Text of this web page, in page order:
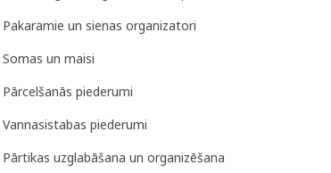
Pakaramie un sienas organizatori
Somas un maisi
Pārcelšanās piederumi
Vannasistabas piederumi
Pārtikas uzglabāšana un organizēšana